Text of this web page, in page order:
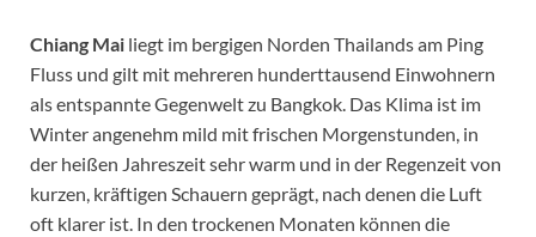
Chiang Mai liegt im bergigen Norden Thailands am Ping
Fluss und gilt mit mehreren hunderttausend Einwohnern
als entspannte Gegenwelt zu Bangkok. Das Klima ist im
Winter angenehm mild mit frischen Morgenstunden, in
der heißen Jahreszeit sehr warm und in der Regenzeit von
kurzen, kräftigen Schauern geprägt, nach denen die Luft
oft klarer ist. In den trockenen Monaten können die